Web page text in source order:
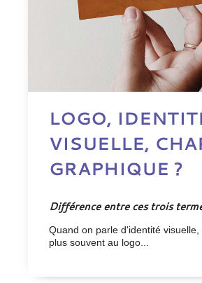
LOGO,
VISUELLE,
GRAPHIQUE ?
Différence entre ces trois
Quand on parle d'identité
plus souvent au logo...